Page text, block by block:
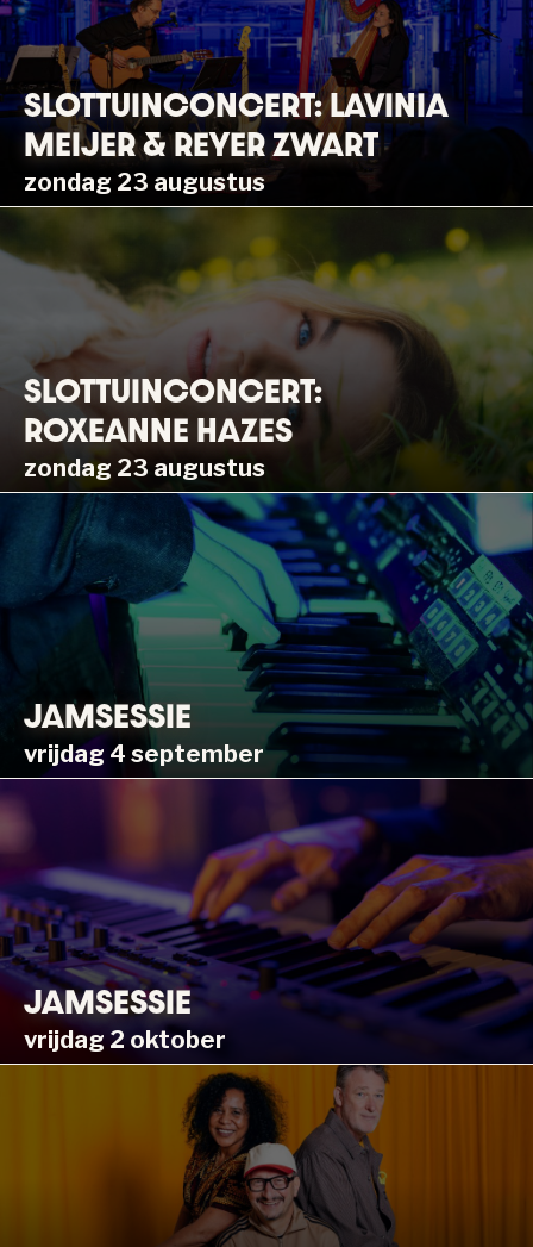
SLOTTUINCONCERT: LAVINIA
MEIJER & REYER ZWART
zondag 23 augustus
SLOTTUINCONCERT:
ROXEANNE HAZES
zondag 23 augustus
JAMSESSIE
vrijdag 4 september
JAMSESSIE
vrijdag 2 oktober